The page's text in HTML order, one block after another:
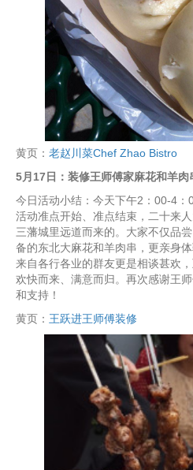
黄页： 老赵川菜Chef Zhao Bistro
5月17日：装修王师傅家麻花和羊肉
今日活动小结：今天下午2：00-4：
活动准点开始、准点结束，二十来
三藩城里远道而来的。大家不仅品
备的东北大麻花和羊肉串，更亲身
来自各行各业的群友更是相谈甚欢
欢快而来、满意而归。再次感谢王
和支持！
黄页： 王跃进王师傅装修